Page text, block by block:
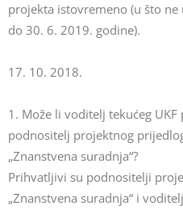
projekta istovremeno (u što
do 30. 6. 2019. godine).
17. 10. 2018.
1. Može li voditelj tekućeg
podnositelj projektnog
„Znanstvena suradnja“?
Prihvatljivi su podnositelji
„Znanstvena suradnja“ i